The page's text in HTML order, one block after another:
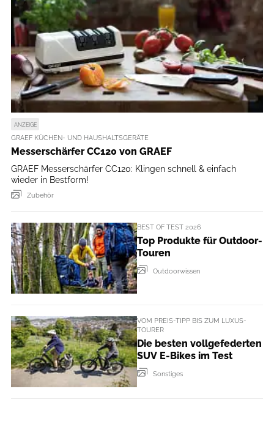
ANZEIGE
GRAEF KÜCHEN- UND HAUSHALTSGERÄTE
Messerschärfer CC120 von GRAEF
GRAEF Messerschärfer CC120: Klingen schnell & einfach
wieder in Bestform!
Zubehör
BEST OF TEST 2026
Top Produkte für Outdoor-
Touren
Outdoorwissen
VOM PREIS-TIPP BIS ZUM LUXUS-
TOURER
Die besten vollgefederten
SUV E-Bikes im Test
Sonstiges